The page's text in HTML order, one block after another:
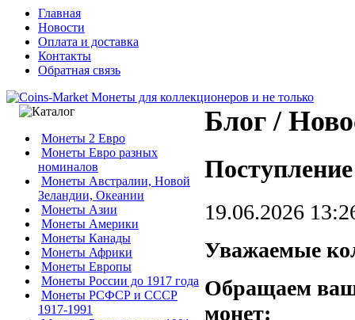
Главная
Новости
Оплата и доставка
Контакты
Обратная связь
Монеты 2 Евро
Монеты Евро разных
номиналов
Монеты Австралии, Новой
Зеландии, Океании
Монеты Азии
Монеты Америки
Монеты Канады
Монеты Африки
Монеты Европы
Монеты России до 1917 года
Монеты РСФСР и СССР
1917-1991
Блог /
19.06.2026
Уважаемые
Обращаем
монет: